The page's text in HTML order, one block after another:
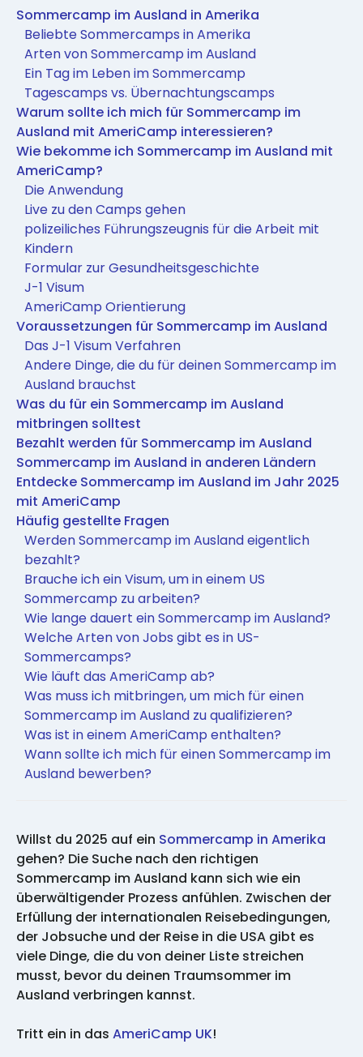
Sommercamp im Ausland in Amerika
Beliebte Sommercamps in Amerika
Arten von Sommercamp im Ausland
Ein Tag im Leben im Sommercamp
Tagescamps vs. Übernachtungscamps
Warum sollte ich mich für Sommercamp im
Ausland mit AmeriCamp interessieren?
Wie bekomme ich Sommercamp im Ausland mit
AmeriCamp?
Die Anwendung
Live zu den Camps gehen
polizeiliches Führungszeugnis für die Arbeit mit
Kindern
Formular zur Gesundheitsgeschichte
J-1 Visum
AmeriCamp Orientierung
Voraussetzungen für Sommercamp im Ausland
Das J-1 Visum Verfahren
Andere Dinge, die du für deinen Sommercamp im
Ausland brauchst
Was du für ein Sommercamp im Ausland
mitbringen solltest
Bezahlt werden für Sommercamp im Ausland
Sommercamp im Ausland in anderen Ländern
Entdecke Sommercamp im Ausland im Jahr 2025
mit AmeriCamp
Häufig gestellte Fragen
Werden Sommercamp im Ausland eigentlich
bezahlt?
Brauche ich ein Visum, um in einem US
Sommercamp zu arbeiten?
Wie lange dauert ein Sommercamp im Ausland?
Welche Arten von Jobs gibt es in US-
Sommercamps?
Wie läuft das AmeriCamp ab?
Was muss ich mitbringen, um mich für einen
Sommercamp im Ausland zu qualifizieren?
Was ist in einem AmeriCamp enthalten?
Wann sollte ich mich für einen Sommercamp im
Ausland bewerben?
Willst du 2025 auf ein Sommercamp in Amerika
gehen? Die Suche nach den richtigen
Sommercamp im Ausland kann sich wie ein
überwältigender Prozess anfühlen. Zwischen der
Erfüllung der internationalen Reisebedingungen,
der Jobsuche und der Reise in die USA gibt es
viele Dinge, die du von deiner Liste streichen
musst, bevor du deinen Traumsommer im
Ausland verbringen kannst.
Tritt ein in das AmeriCamp UK!